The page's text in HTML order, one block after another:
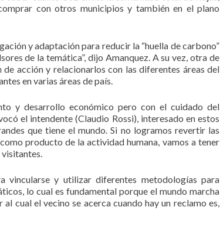
con otros municipios y también en el plano
y adaptación para reducir la “huella de carbono”
de la temática”, dijo Amanquez. A su vez, otra de
acción y relacionarlos con las diferentes áreas del
en varias áreas de país.
y desarrollo económico pero con el cuidado del
el intendente (Claudio Rossi), interesado en estos
que tiene el mundo. Si no logramos revertir las
producto de la actividad humana, vamos a tener
visitantes.
vincularse y utilizar diferentes metodologías para
lo cual es fundamental porque el mundo marcha
cual el vecino se acerca cuando hay un reclamo es,